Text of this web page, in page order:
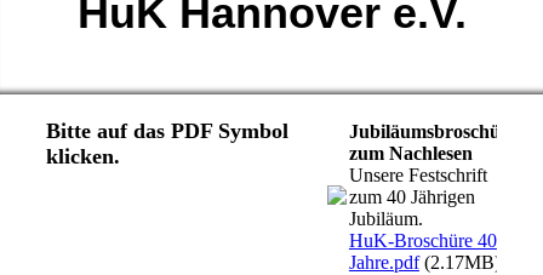
HuK Hannover e.V.
Jubiläumsbroschüre
zum Nachlesen
Unsere Festschrift
zum 40 Jährigen
Jubiläum.
HuK-Broschüre 40
Jahre.pdf(2.17MB)
Bitte auf das PDF Symbol
klicken.